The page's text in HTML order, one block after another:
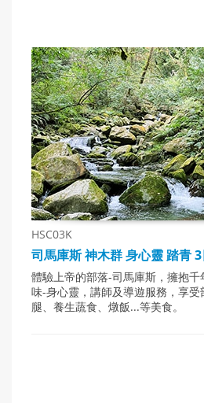
HSC03K
司馬庫斯 神木群 身心靈 踏青 3
體驗上帝的部落-司馬庫斯，擁抱
味-身心靈，講師及導遊服務，享
腿、養生蔬食、燉飯...等美食。